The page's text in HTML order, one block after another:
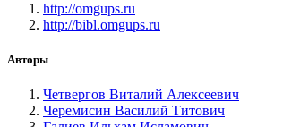
http://omgups.ru
http://bibl.omgups.ru
Авторы
Четвергов Виталий Алексеевич
Черемисин Василий Титович